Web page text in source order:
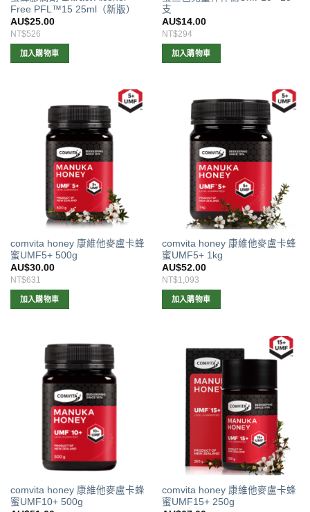
Free PFL™15 25ml（新版）
AU$25.00
NT$526
加入購物車
支
AU$14.00
NT$294
加入購物車
comvita honey 康維他麥盧卡蜂
蜜UMF5+ 500g
AU$30.00
NT$631
加入購物車
comvita honey 康維他麥盧卡蜂
蜜UMF5+ 1kg
AU$52.00
NT$1,093
加入購物車
comvita honey 康維他麥盧卡蜂
蜜UMF10+ 500g
comvita honey 康維他麥盧卡蜂
蜜UMF15+ 250g